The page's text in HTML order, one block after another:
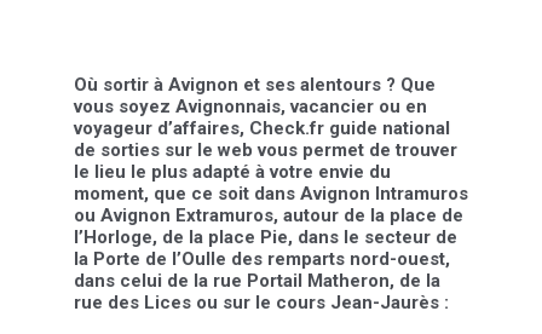
Où sortir à Avignon et ses alentours ? Que
vous soyez Avignonnais, vacancier ou en
voyageur d’affaires, Check.fr guide national
de sorties sur le web vous permet de trouver
le lieu le plus adapté à votre envie du
moment, que ce soit dans Avignon Intramuros
ou Avignon Extramuros, autour de la place de
l’Horloge, de la place Pie, dans le secteur de
la Porte de l’Oulle des remparts nord-ouest,
dans celui de la rue Portail Matheron, de la
rue des Lices ou sur le cours Jean-Jaurès :